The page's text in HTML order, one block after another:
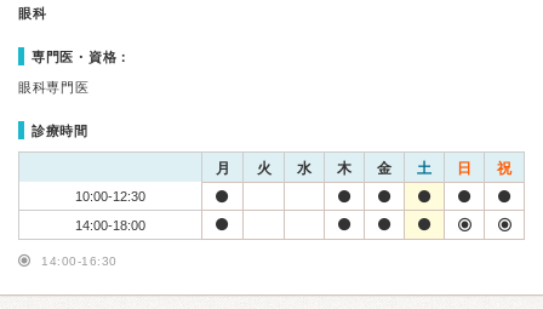
眼科
専門医・資格：
眼科専門医
診療時間
月 火 水 木 金 土 日 祝
10:00-12:30
14:00-18:00
14:00-16:30